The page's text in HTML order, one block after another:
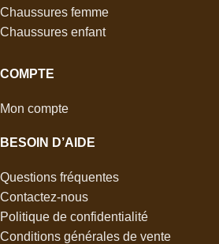
Chaussures femme
Chaussures enfant
COMPTE
Mon compte
BESOIN D’AIDE
Questions fréquentes
Contactez-nous
Politique de confidentialité
Conditions générales de vente